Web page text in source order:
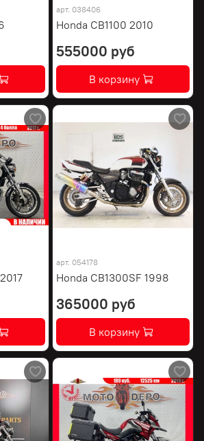
арт. 038406
Honda CB1100 2010
555000 руб
В корзину
арт. 054178
Honda CB1300SF 1998
365000 руб
В корзину